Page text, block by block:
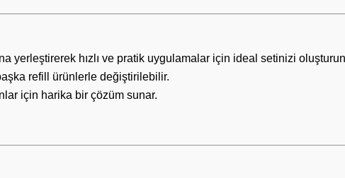
yerleştirerek hızlı ve pratik uygulamalar için ideal setinizi
refill ürünlerle değiştirilebilir.
için harika bir çözüm sunar.